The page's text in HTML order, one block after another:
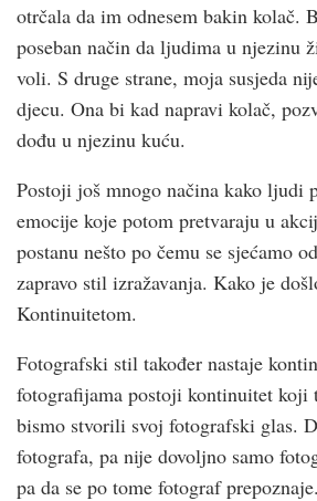
otrčala da im odnesem bakin kolač.
poseban način da ljudima u njezinu
voli. S druge strane, moja susjeda
djecu. Ona bi kad napravi kolač,
dođu u njezinu kuću.
Postoji još mnogo načina kako ljudi
emocije koje potom pretvaraju u
postanu nešto po čemu se sjećamo
zapravo stil izražavanja. Kako je
Kontinuitetom.
Fotografski stil također nastaje
fotografijama postoji kontinuitet koji
bismo stvorili svoj fotografski glas.
fotografa, pa nije dovoljno samo
pa da se po tome fotograf